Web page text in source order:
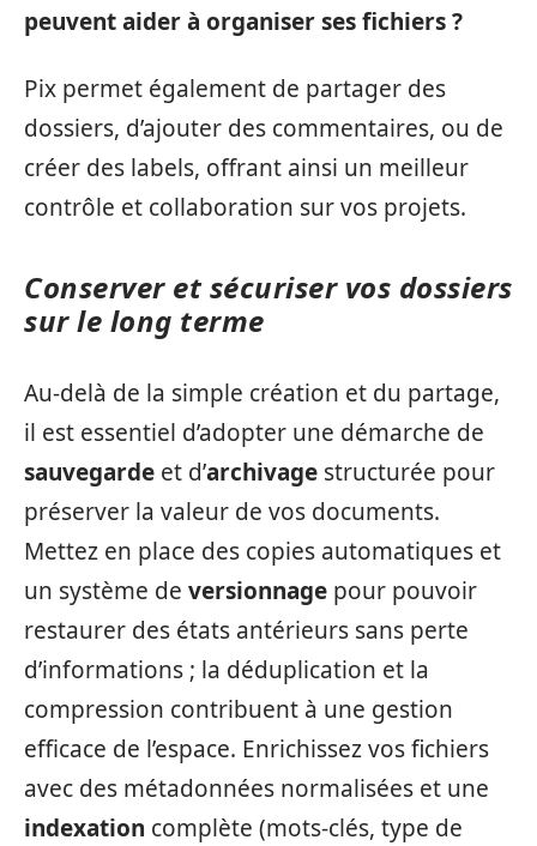
peuvent aider à organiser ses fichiers ?
Pix permet également de partager des
dossiers, d’ajouter des commentaires, ou de
créer des labels, offrant ainsi un meilleur
contrôle et collaboration sur vos projets.
Conserver et sécuriser vos dossiers
sur le long terme
Au-delà de la simple création et du partage,
il est essentiel d’adopter une démarche de
sauvegarde et d’archivage structurée pour
préserver la valeur de vos documents.
Mettez en place des copies automatiques et
un système de versionnage pour pouvoir
restaurer des états antérieurs sans perte
d’informations ; la déduplication et la
compression contribuent à une gestion
efficace de l’espace. Enrichissez vos fichiers
avec des métadonnées normalisées et une
indexation complète (mots-clés, type de